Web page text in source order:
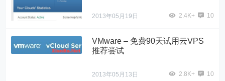
2013年05月19日 2.4K+ 10
VMware – 免费90天试用云VPS
推荐尝试
2013年05月13日 2.8K+ 10